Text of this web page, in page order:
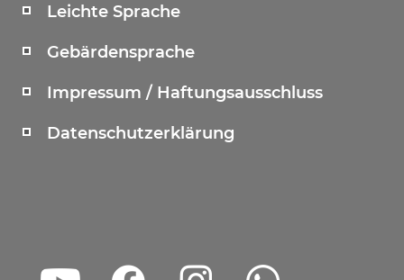
Leichte Sprache
Gebärdensprache
Impressum / Haftungsausschluss
Datenschutzerklärung